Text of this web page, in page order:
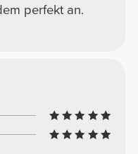
perfekt an.